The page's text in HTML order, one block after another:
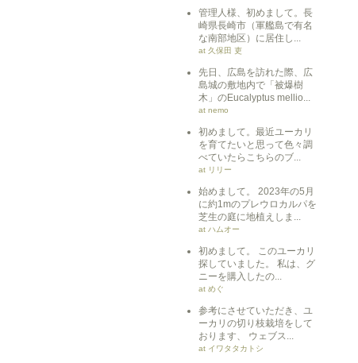
管理人様、初めまして。長
崎県長崎市（軍艦島で有名
な南部地区）に居住し...
at 久保田 吏
先日、広島を訪れた際、広
島城の敷地内で「被爆樹
木」のEucalyptus mellio...
at nemo
初めまして。最近ユーカリ
を育てたいと思って色々調
べていたらこちらのブ...
at リリー
始めまして。 2023年の5月
に約1mのプレウロカルパを
芝生の庭に地植えしま...
at ハムオー
初めまして。 このユーカリ
探していました。 私は、グ
ニーを購入したの...
at めぐ
参考にさせていただき、ユ
ーカリの切り枝栽培をして
おります、 ウェブス...
at イワタタカトシ